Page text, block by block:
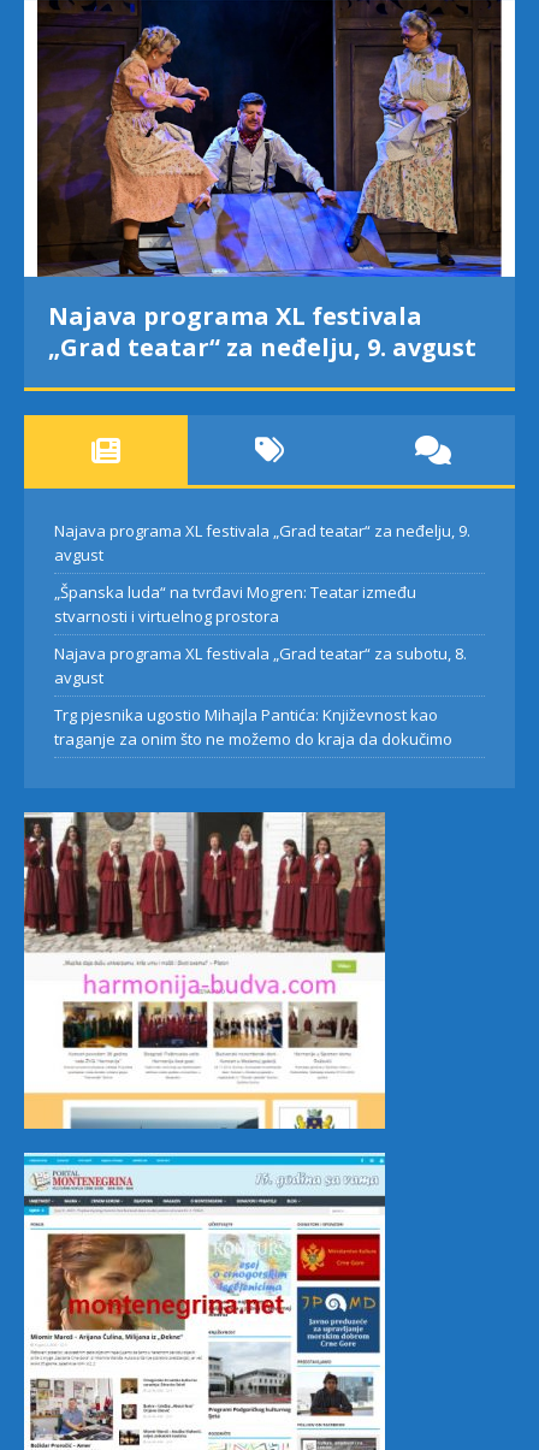
Najava programa XL festivala
„Grad teatar“ za neđelju, 9. avgust
Najava programa XL festivala „Grad teatar“ za neđelju, 9.
avgust
„Španska luda“ na tvrđavi Mogren: Teatar između
stvarnosti i virtuelnog prostora
Najava programa XL festivala „Grad teatar“ za subotu, 8.
avgust
Trg pjesnika ugostio Mihajla Pantića: Književnost kao
traganje za onim što ne možemo do kraja da dokučimo